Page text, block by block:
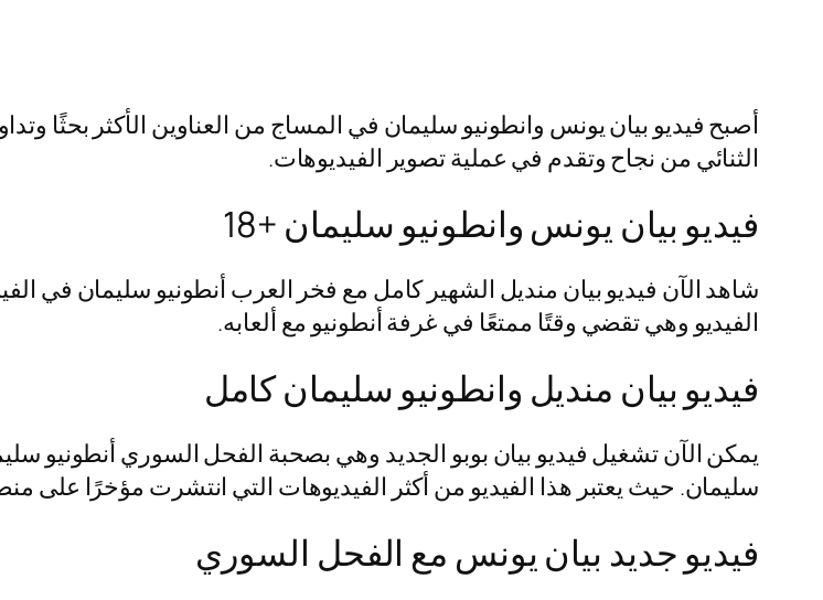
أصبح فيديو بيان يونس وانطونيو سليمان في المساج من العناوين الأكثر بحثًا
الثنائي من نجاح وتقدم في عملية تصوير الفيديوهات.
فيديو بيان يونس وانطونيو سليمان +18
شاهد الآن فيديو بيان منديل الشهير كامل مع فخر العرب أنطونيو سليمان
الفيديو وهي تقضي وقتًا ممتعًا في غرفة أنطونيو مع ألعابه.
فيديو بيان منديل وانطونيو سليمان كامل
يمكن الآن تشغيل فيديو بيان بوبو الجديد وهي بصحبة الفحل السوري أنطونيو
سليمان. حيث يعتبر هذا الفيديو من أكثر الفيديوهات التي انتشرت مؤخرًا على
فيديو جديد بيان يونس مع الفحل السوري